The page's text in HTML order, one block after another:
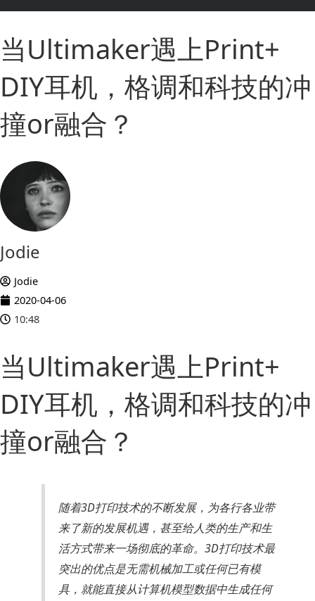
当Ultimaker遇上Print+
DIY耳机，格调和科技的冲
撞or融合？
Jodie
Jodie
2020-04-06
10:48
当Ultimaker遇上Print+
DIY耳机，格调和科技的冲
撞or融合？
随着3D打印技术的不断发展，为各行各业带
来了新的发展机遇，甚至给人类的生产和生
活方式带来一场彻底的革命。3D打印技术最
突出的优点是无需机械加工或任何已有模
具，就能直接从计算机模型数据中生成任何